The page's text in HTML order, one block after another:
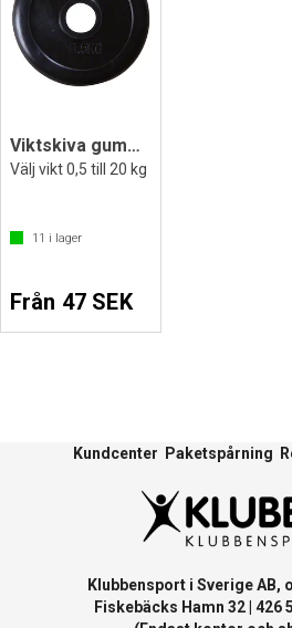
Viktskiva gummerad - 30 mm
Välj vikt 0,5 till 20 kg
11 i lager
Från 47 SEK
Kundcenter Paketspårning
Klubbensport i Sverige AB,
Fiskebäcks Hamn 32 | 426